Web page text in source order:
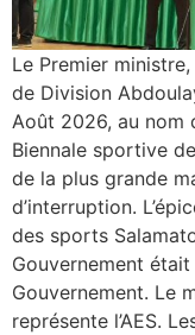
Le Premier
de Division
Août 2026, au nom
Biennale sportive
de la plus grande
d’interruption.
des sports
Gouvernement
Gouvernement. Le
représente l’AES.